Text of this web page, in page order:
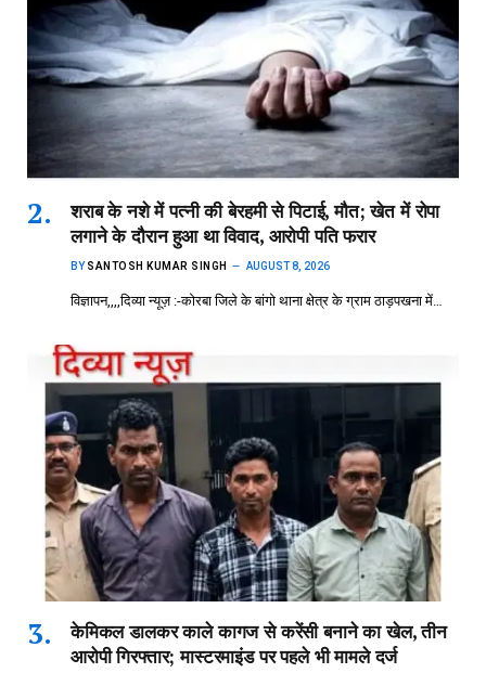
शराब के नशे में पत्नी की बेरहमी से पिटाई, मौत; खेत में रोपा
लगाने के दौरान हुआ था विवाद, आरोपी पति फरार
BY SANTOSH KUMAR SINGH AUGUST 8, 2026
विज्ञापन,,,,दिव्या न्यूज़ :-कोरबा जिले के बांगो थाना क्षेत्र के ग्राम ठाड़पखना में…
केमिकल डालकर काले कागज से करेंसी बनाने का खेल, तीन
आरोपी गिरफ्तार; मास्टरमाइंड पर पहले भी मामले दर्ज